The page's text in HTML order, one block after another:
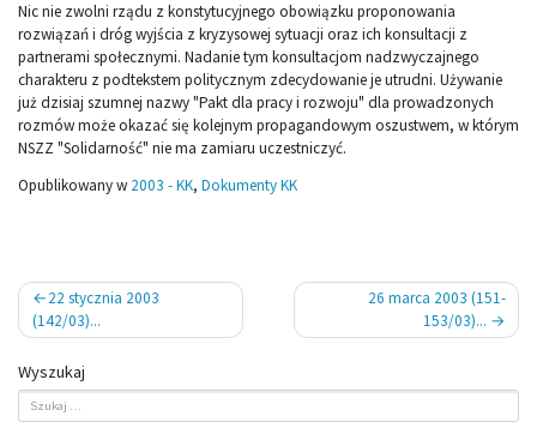
Nic nie zwolni rządu z konstytucyjnego obowiązku proponowania
rozwiązań i dróg wyjścia z kryzysowej sytuacji oraz ich konsultacji z
partnerami społecznymi. Nadanie tym konsultacjom nadzwyczajnego
charakteru z podtekstem politycznym zdecydowanie je utrudni. Używanie
już dzisiaj szumnej nazwy "Pakt dla pracy i rozwoju" dla prowadzonych
rozmów może okazać się kolejnym propagandowym oszustwem, w którym
NSZZ "Solidarność" nie ma zamiaru uczestniczyć.
Opublikowany w 2003 - KK, Dokumenty KK
Nawigacja
wpisu
22 stycznia 2003
(142/03)...
26 marca 2003 (151-
153/03)...
Wyszukaj